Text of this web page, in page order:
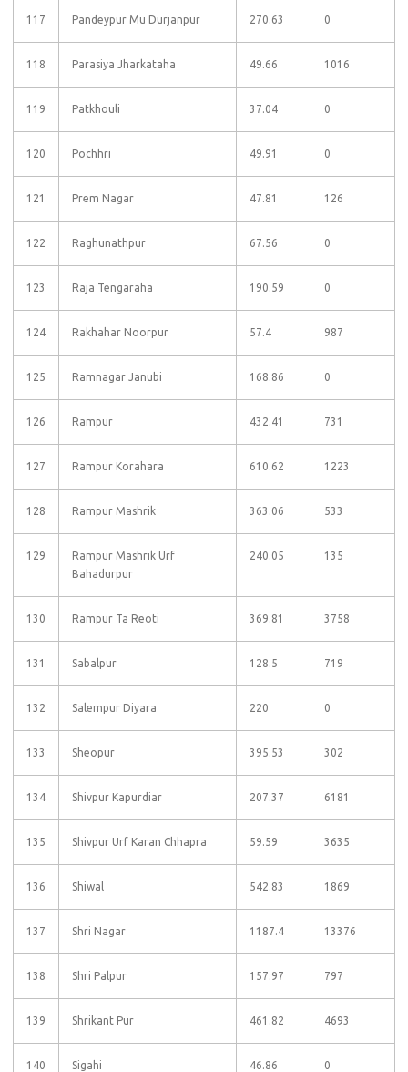
117 Pandeypur Mu Durjanpur 270.63 0
118 Parasiya Jharkataha 49.66 1016
119 Patkhouli 37.04 0
120 Pochhri 49.91 0
121 Prem Nagar 47.81 126
122 Raghunathpur 67.56 0
123 Raja Tengaraha 190.59 0
124 Rakhahar Noorpur 57.4 987
125 Ramnagar Janubi 168.86 0
126 Rampur 432.41 731
127 Rampur Korahara 610.62 1223
128 Rampur Mashrik 363.06 533
129
Rampur Mashrik Urf
Bahadurpur
240.05 135
130 Rampur Ta Reoti 369.81 3758
131 Sabalpur 128.5 719
132 Salempur Diyara 220 0
133 Sheopur 395.53 302
134 Shivpur Kapurdiar 207.37 6181
135 Shivpur Urf Karan Chhapra 59.59 3635
136 Shiwal 542.83 1869
137 Shri Nagar 1187.4 13376
138 Shri Palpur 157.97 797
139 Shrikant Pur 461.82 4693
140 Sigahi 46.86 0